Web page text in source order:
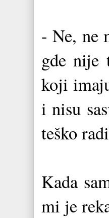
- Ne, ne
gde nije
koji
i nisu
teško
Kada
mi je